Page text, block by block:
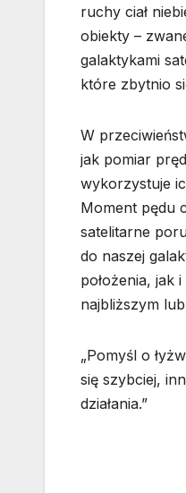
ruchy ciał
obiekty –
galaktykami
które zbytnio
W
jak pomiar
wykorzystuje
Moment pędu
satelitarne
do naszej
położenia, jak
najbliższym
„Pomyśl o
się szybciej,
działania.”